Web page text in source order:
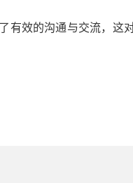
效的沟通与交流，